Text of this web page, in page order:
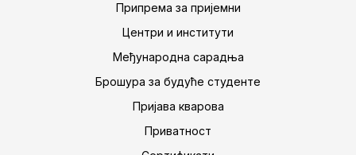
Припрема за пријемни
Центри и институти
Међународна сарадња
Брошура за будуће студенте
Пријава кварова
Приватност